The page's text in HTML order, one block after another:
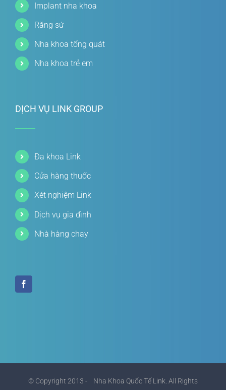
Implant nha khoa
Răng sứ
Nha khoa tổng quát
Nha khoa trẻ em
DỊCH VỤ LINK GROUP
Đa khoa Link
Cửa hàng thuốc
Xét nghiệm Link
Dịch vụ gia đình
Nhà hàng chay
© Copyright 2013 - Nha Khoa Quốc Tế Link. All Rights